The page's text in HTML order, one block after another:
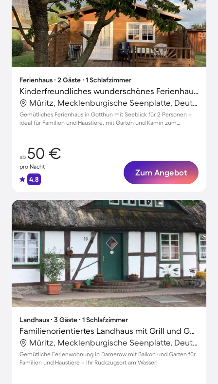
Ferienhaus ∙ 2 Gäste ∙ 1 Schlafzimmer
Kinderfreundliches wunderschönes Ferienhaus mit Garten und Grill | Seeblick | Hunde erlaubt
Müritz, Mecklenburgische Seenplatte, Deutschland
Gemütliches Ferienhaus in Gotthun mit Seeblick für 2 Personen –
ideal für Familien und Haustiere, mit Garten und Kamin zum
ab 50 €
pro Nacht
4.8
Zum Angebot
Landhaus ∙ 3 Gäste ∙ 1 Schlafzimmer
Familienorientiertes Landhaus mit Grill und Garten | Haustierfreundlich
Müritz, Mecklenburgische Seenplatte, Deutschland
Gemütliche Ferienwohnung in Damerow mit Balkon und Garten für
Familien und Haustiere – Ihr Rückzugsort am Wasser!